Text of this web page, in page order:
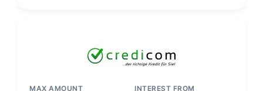
MAX AMOUNT INTEREST FROM